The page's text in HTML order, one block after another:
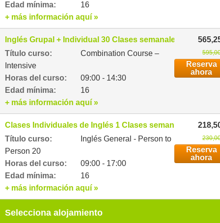
Edad mínima:
16
+ más información aquí »
Inglés Grupal + Individual 30 Clases semanales
Título curso:
Combination Course –
Intensive
Horas del curso:
09:00 - 14:30
Edad mínima:
16
Reserva
ahora
+ más información aquí »
Clases Individuales de Inglés 1 Clases semanales
Título curso:
Inglés General - Person to
Person 20
Horas del curso:
09:00 - 17:00
Edad mínima:
16
Reserva
ahora
+ más información aquí »
Selecciona alojamiento